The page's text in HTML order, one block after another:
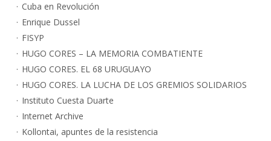
Cuba en Revolución
Enrique Dussel
FISYP
HUGO CORES – LA MEMORIA COMBATIENTE
HUGO CORES. EL 68 URUGUAYO
HUGO CORES. LA LUCHA DE LOS GREMIOS SOLIDARIOS
Instituto Cuesta Duarte
Internet Archive
Kollontai, apuntes de la resistencia